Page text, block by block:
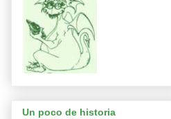
Un poco de historia